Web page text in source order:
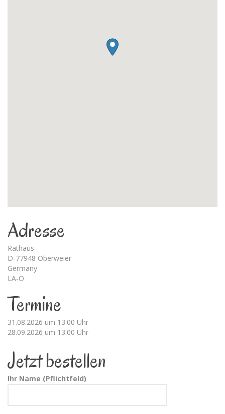
Adresse
Rathaus
D-77948 Oberweier
Germany
LA-O
Termine
31.08.2026 um 13:00 Uhr
28.09.2026 um 13:00 Uhr
Jetzt bestellen
Ihr Name (Pflichtfeld)